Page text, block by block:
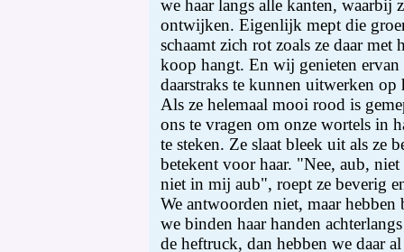
we haar langs alle kanten, waarbij
ontwijken. Eigenlijk mept die
schaamt zich rot zoals ze daar met
koop hangt. En wij genieten ervan
daarstraks te kunnen uitwerken
Als ze helemaal mooi rood is
ons te vragen om onze wortels in
te steken. Ze slaat bleek uit als ze
betekent voor haar. "Nee, aub,
niet in mij aub", roept ze beverig
We antwoorden niet, maar hebben
we binden haar handen
de heftruck, dan hebben we daar